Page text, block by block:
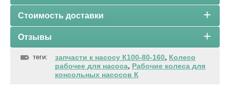
Стоимость доставки
Отзывы
теги: запчасти к насосу К100-80-160, Колесо
рабочее для насоса, Рабочие колеса для
консольных насосов К